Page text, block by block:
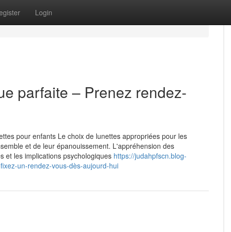
Login
parfaite – Prenez rendez-
pour enfants Le choix de lunettes appropriées pour les
et de leur épanouissement. L'appréhension des
et les implications psychologiques https://judahpfscn.blog-
un-rendez-vous-dès-aujourd-hui